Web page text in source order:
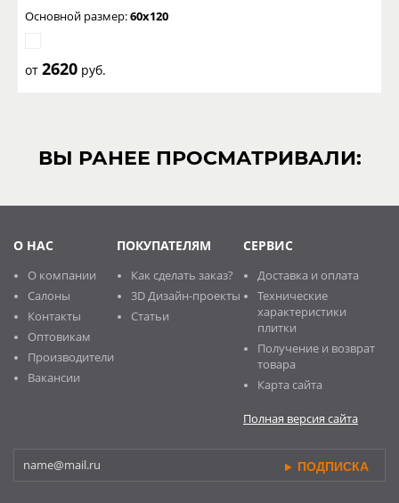
Основной размер:60x120
от 2620 руб.
ВЫ РАНЕЕ ПРОСМАТРИВАЛИ:
О НАС
О компании
Салоны
Контакты
Оптовикам
Производители
Вакансии
ПОКУПАТЕЛЯМ
Как сделать заказ?
3D Дизайн-проекты
Статьи
СЕРВИС
Доставка и оплата
Технические
характеристики
плитки
Получение и возврат
товара
Карта сайта
Полная версия сайта
ПОДПИСКА